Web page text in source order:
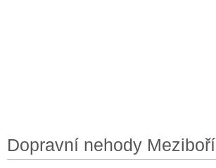
Dopravní nehody Meziboří